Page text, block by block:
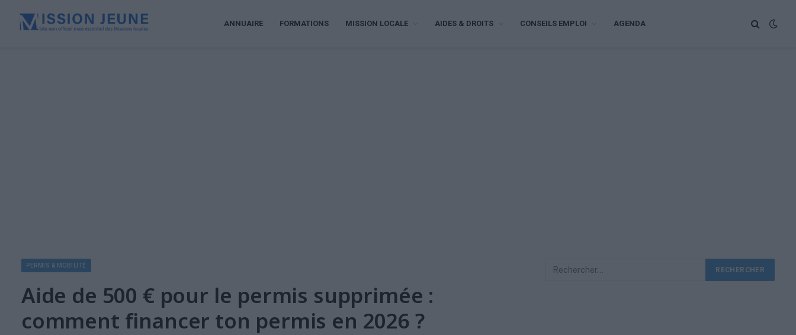
ANNUAIRE FORMATIONS MISSION LOCALE AIDES & DROITS CONSEILS EMPLOI AGENDA
PERMIS & MOBILITÉ
Aide de 500 € pour le permis supprimée :
comment financer ton permis en 2026 ?